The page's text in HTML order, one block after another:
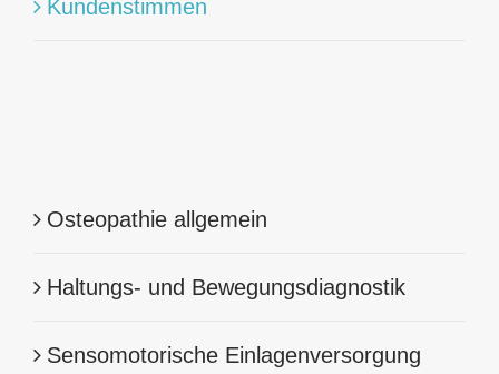
Kundenstimmen
Osteopathie allgemein
Haltungs- und Bewegungsdiagnostik
Sensomotorische Einlagenversorgung